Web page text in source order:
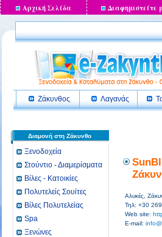
Αρχική Σελίδα Διαφημιστείτε
Ζάκυνθος Λαγανάς
Διαμονή στη Ζάκυνθο
Ξενοδοχεία
Στούντιο - Διαμερίσματα
Βίλες - Κατοικίες
Πολυτελείς Σουίτες
Βίλες Πολυτελείας
Spa
Ξενώνες
Αλυκές,
Τηλ: +30
Web site:
E-mail: